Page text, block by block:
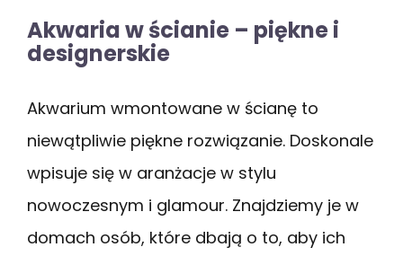
Akwaria w ścianie – piękne i
designerskie
Akwarium wmontowane w ścianę to
niewątpliwie piękne rozwiązanie. Doskonale
wpisuje się w aranżacje w stylu
nowoczesnym i glamour. Znajdziemy je w
domach osób, które dbają o to, aby ich